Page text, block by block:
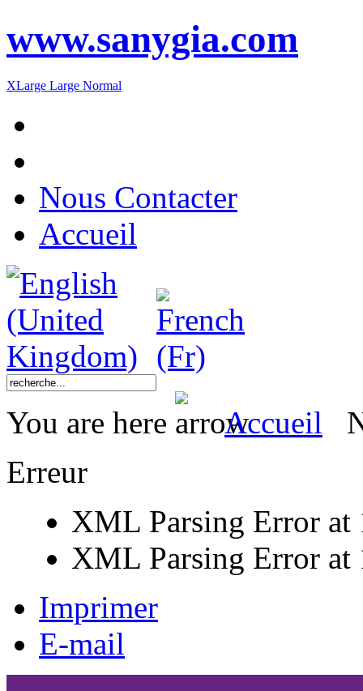
www.sanygia.com
XLarge Large Normal
Nous Contacter
Accueil
You are here Accueil
Erreur
XML Parsing Error at
XML Parsing Error at
Imprimer
E-mail